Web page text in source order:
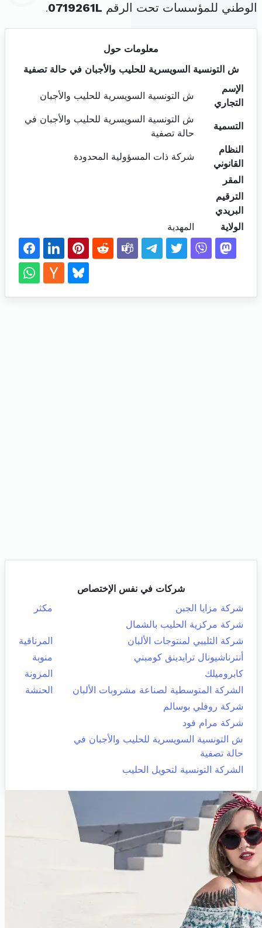
الوطني للمؤسسات تحت الرقم 0719261L
.
معلومات حول
ش التونسية السويسرية للحليب والأجبان في حالة تصفية
الإسم
التجاري
ش التونسية السويسرية للحليب والأجبان
التسمية
ش التونسية السويسرية للحليب والأجبان في
حالة تصفية
النظام
القانوني
شركة ذات المسؤولية المحدودة
المقر
الترقيم
البريدي
الولاية
المهدية
شركات في نفس الإختصاص
شركة مزايا الجبن
مكثر
شركة مركزية الحليب بالشمال
شركة الثليبي لمنتوجات الألبان
المرناقية
أنترناشيونال ترايدينق كومبني
منوبة
كابروميلك
المزونة
الشركة المتوسطية لصناعة مشروبات الألبان
الحنشة
شركة روفلي بوسالم
شركة مرام فود
ش التونسية السويسرية للحليب والأجبان في
حالة تصفية
الشركة التونسية لتحويل الحليب